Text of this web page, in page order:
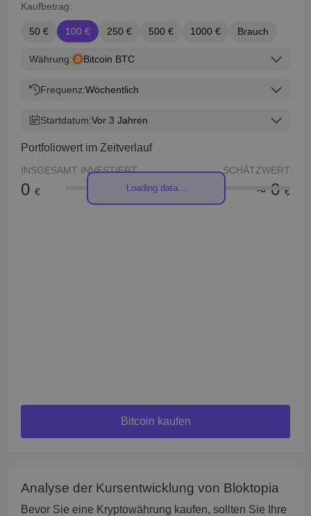
Kaufbetrag:
50 € 100 € 250 € 500 € 1000 € Brauch
Währung: Bitcoin BTC
Frequenz:Wöchentlich
Startdatum:Vor 3 Jahren
Portfoliowert im Zeitverlauf
INSGESAMT INVESTIERT
0 €
SCHÄTZWERT
≈ 0 €
Loading data...
Bitcoin kaufen
Analyse der Kursentwicklung von Bloktopia
Bevor Sie eine Kryptowährung kaufen, sollten Sie Ihre